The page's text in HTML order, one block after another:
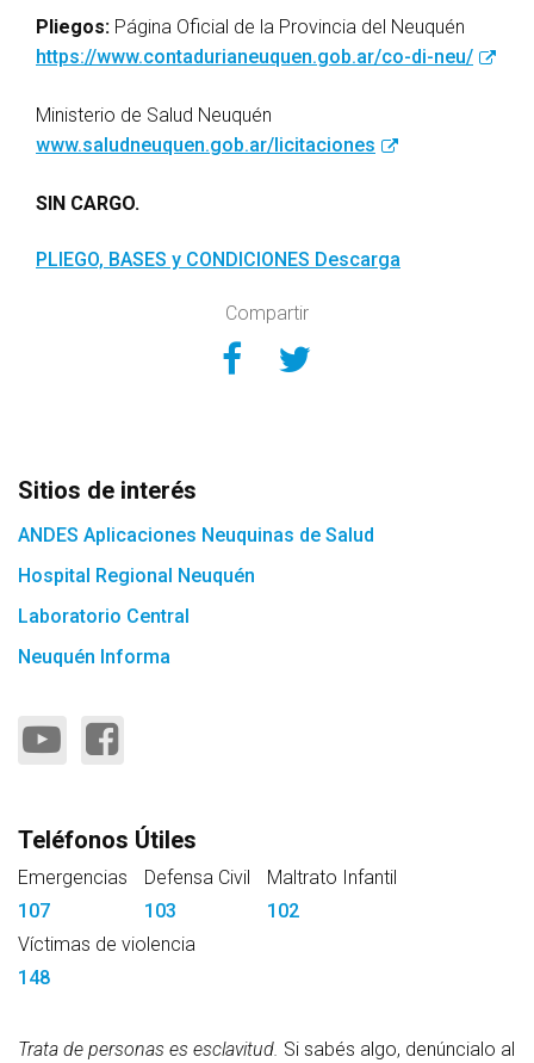
Pliegos: Página Oficial de la Provincia del Neuquén
https://www.contadurianeuquen.gob.ar/co-di-neu/
Ministerio de Salud Neuquén
www.saludneuquen.gob.ar/licitaciones
SIN CARGO.
PLIEGO, BASES y CONDICIONES Descarga
Compartir
Compartir en
Compartir en
Sitios de interés
ANDES Aplicaciones Neuquinas de Salud
Hospital Regional Neuquén
Laboratorio Central
Neuquén Informa
Teléfonos Útiles
Emergencias
107
Defensa Civil
103
Maltrato Infantil
102
Víctimas de violencia
148
Trata de personas es esclavitud. Si sabés algo, denúncialo al